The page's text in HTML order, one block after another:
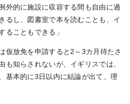
外的に施設に収容する間も自由に過
るし、図書室で本を読むことも、イ
ることもできる」
仮放免を申請すると2～3カ月待たさ
も知らされないが、イギリスでは、
基本的に3日以内に結論が出て、理